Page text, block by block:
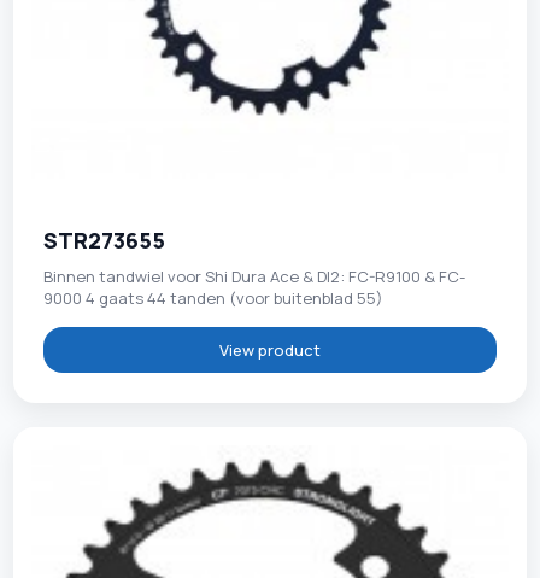
STR273655
Binnen tandwiel voor Shi Dura Ace & DI2: FC-R9100 & FC-
9000 4 gaats 44 tanden (voor buitenblad 55)
View product